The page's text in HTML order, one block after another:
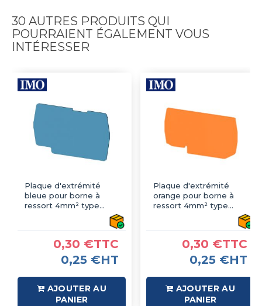
30 AUTRES PRODUITS QUI
POURRAIENT ÉGALEMENT VOUS
INTÉRESSER
Plaque d'extrémité
bleue pour borne à
ressort 4mm² type
0,30 €TTC
0,25 €HT
AJOUTER AU
PANIER
Plaque d'extrémité
orange pour borne à
ressort 4mm² type
0,30 €TTC
0,25 €HT
AJOUTER AU
PANIER